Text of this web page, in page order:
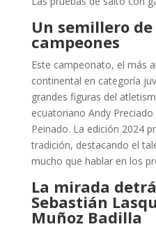
Un semillero
campeones
Este campeonato, el más
continental en categoría
grandes figuras del
ecuatoriano Andy
Peinado. La edición 2024
tradición, destacando el
mucho que hablar en los
La mirada
Sebastián
Muñoz Badilla